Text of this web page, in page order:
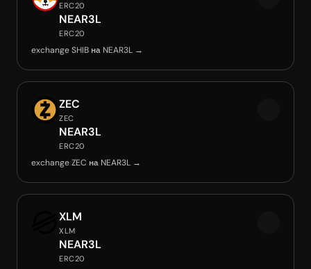
ERC20
NEAR3L
ERC20
exchange SHIB на NEAR3L →
ZEC
ZEC
NEAR3L
ERC20
exchange ZEC на NEAR3L →
XLM
XLM
NEAR3L
ERC20